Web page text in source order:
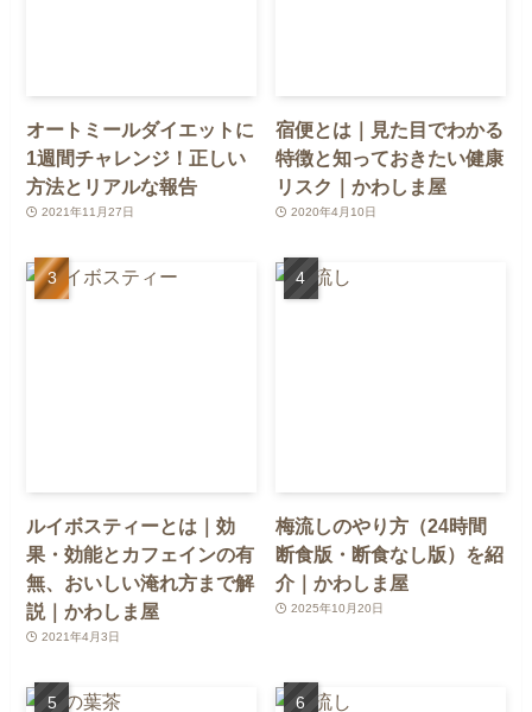
オートミールダイエットに
1週間チャレンジ！正しい
方法とリアルな報告
2021年11月27日
宿便とは｜見た目でわかる
特徴と知っておきたい健康
リスク｜かわしま屋
2020年4月10日
ルイボスティーとは｜効
果・効能とカフェインの有
無、おいしい淹れ方まで解
説｜かわしま屋
2021年4月3日
梅流しのやり方（24時間
断食版・断食なし版）を紹
介｜かわしま屋
2025年10月20日